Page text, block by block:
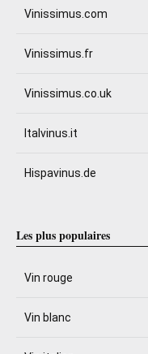
Vinissimus.com
Vinissimus.fr
Vinissimus.co.uk
Italvinus.it
Hispavinus.de
Les plus populaires
Vin rouge
Vin blanc